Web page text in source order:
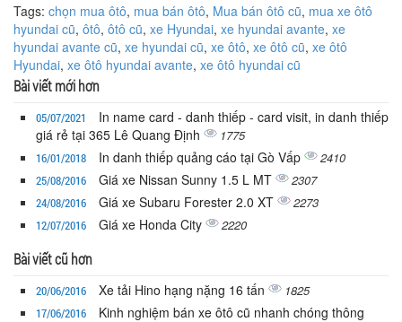
Tags: chọn mua ôtô, mua bán ôtô, Mua bán ôtô cũ, mua xe ôtô
hyundai cũ, ôtô, ôtô cũ, xe Hyundai, xe hyundai avante, xe
hyundai avante cũ, xe hyundai cũ, xe ôtô, xe ôtô cũ, xe ôtô
Hyundai, xe ôtô hyundai avante, xe ôtô hyundai cũ
Bài viết mới hơn
05/07/2021
In name card - danh thiếp - card visit, in danh thiếp
giá rẻ tại 365 Lê Quang Định
1775
16/01/2018 In danh thiếp quảng cáo tại Gò Vấp 2410
25/08/2016 Giá xe Nissan Sunny 1.5 L MT 2307
24/08/2016 Giá xe Subaru Forester 2.0 XT 2273
12/07/2016 Giá xe Honda City 2220
Bài viết cũ hơn
20/06/2016 Xe tải Hino hạng nặng 16 tấn 1825
17/06/2016
Kinh nghiệm bán xe ôtô cũ nhanh chóng thông